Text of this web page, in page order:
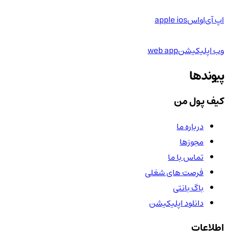
اپ آی‌او‌اسapple ios
وب اپلیکیشنweb app
پیوندها
کیف پول من
درباره ما
مجوزها
تماس با ما
فرصت های شغلی
باگ بانتی
دانلود اپلیکیشن
اطلاعات